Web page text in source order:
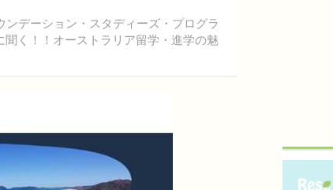
デーション・スタディーズ・プログラ
く！！オーストラリア留学・進学の魅